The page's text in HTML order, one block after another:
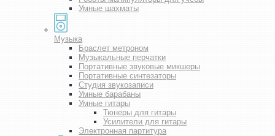
Умные шахматы
Музыка
Браслет метроном
Музыкальные перчатки
Портативные звуковые микшеры
Портативные синтезаторы
Студия звукозаписи
Умные барабаны
Умные гитары
Тюнеры для гитары
Усилители для гитары
Электронная партитура